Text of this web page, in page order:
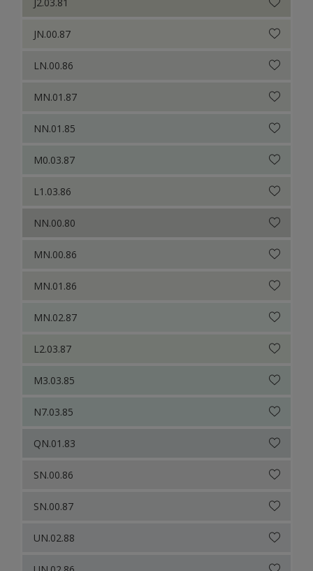
JN.00.87
LN.00.86
MN.01.87
NN.01.85
M0.03.87
L1.03.86
NN.00.80
MN.00.86
MN.01.86
MN.02.87
L2.03.87
M3.03.85
N7.03.85
QN.01.83
SN.00.86
SN.00.87
UN.02.88